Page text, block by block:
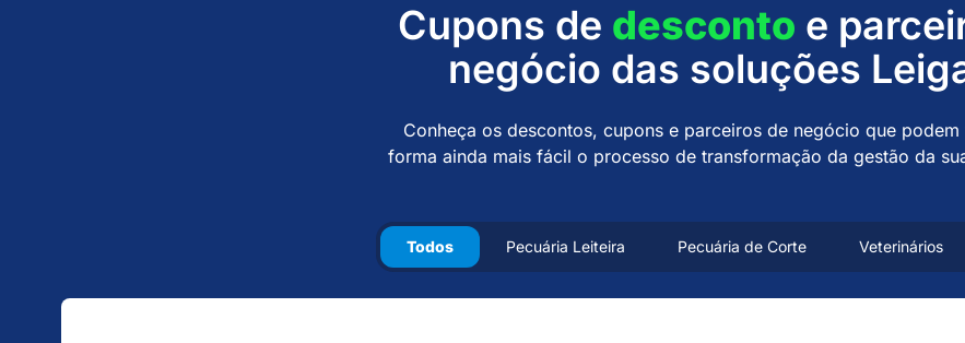
Cupons de desconto e
negócio das soluções
Conheça os descontos, cupons e parceiros de negócio que
forma ainda mais fácil o processo de transformação da gestão da
Todos Pecuária Leiteira Pecuária de Corte Veterinários